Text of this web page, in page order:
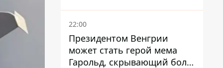
вкладывает миллионы
22:00
Президентом Венгрии
может стать герой мема
Гарольд, скрывающий боль